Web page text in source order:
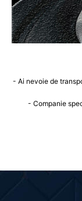
- Ai nevoie de
- Companie